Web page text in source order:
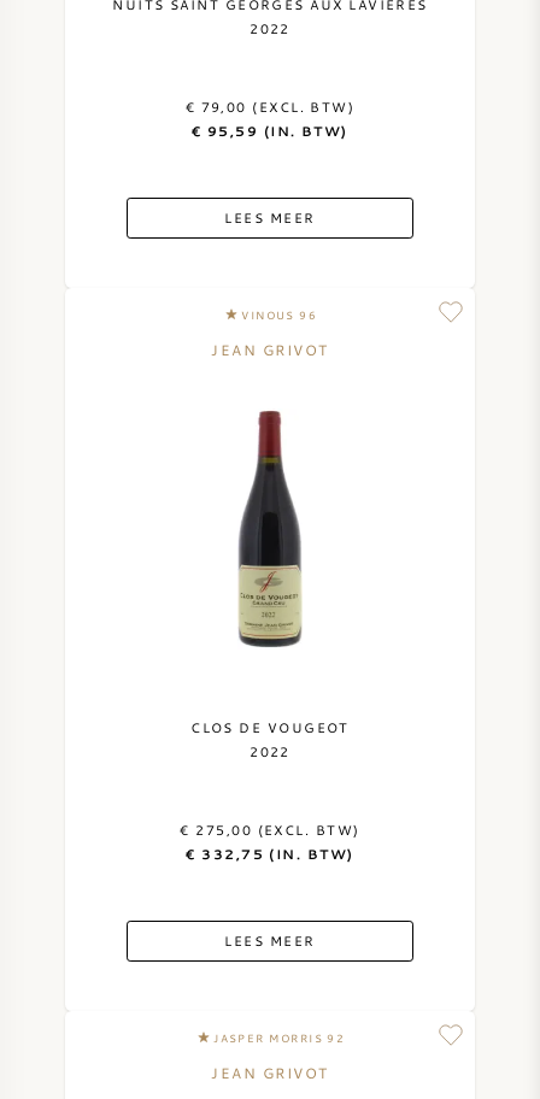
NUITS SAINT GEORGES AUX LAVIERES
2022
€ 79,00 (EXCL. BTW)
€ 95,59 (IN. BTW)
LEES MEER
VINOUS 96
JEAN GRIVOT
CLOS DE VOUGEOT
2022
€ 275,00 (EXCL. BTW)
€ 332,75 (IN. BTW)
LEES MEER
JASPER MORRIS 92
JEAN GRIVOT